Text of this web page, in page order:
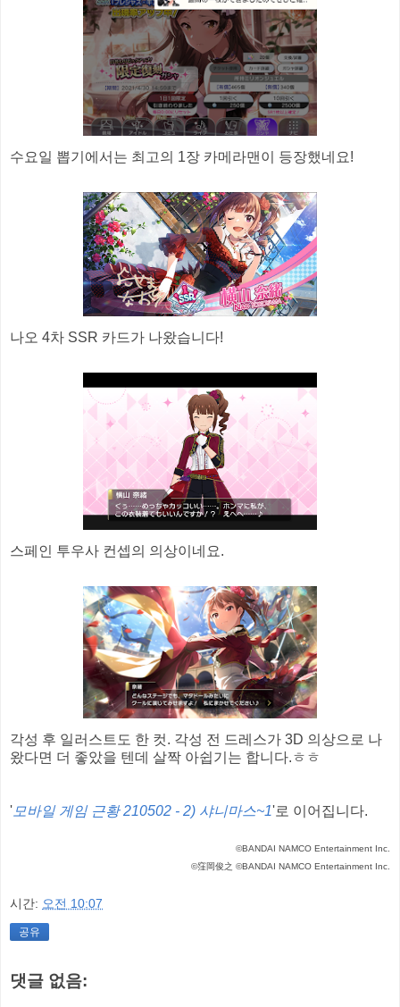
수요일 뽑기에서는 최고의 1장 카메라맨이 등장했네요!
나오 4차 SSR 카드가 나왔습니다!
스페인 투우사 컨셉의 의상이네요.
각성 후 일러스트도 한 컷. 각성 전 드레스가 3D 의상으로 나
왔다면 더 좋았을 텐데 살짝 아쉽기는 합니다.ㅎㅎ
' 모바일 게임 근황 210502 - 2) 샤니마스~1'로 이어집니다.
©BANDAI NAMCO Entertainment Inc.
©窪岡俊之 ©BANDAI NAMCO Entertainment Inc.
시간: 오전 10:07
공유
댓글 없음: